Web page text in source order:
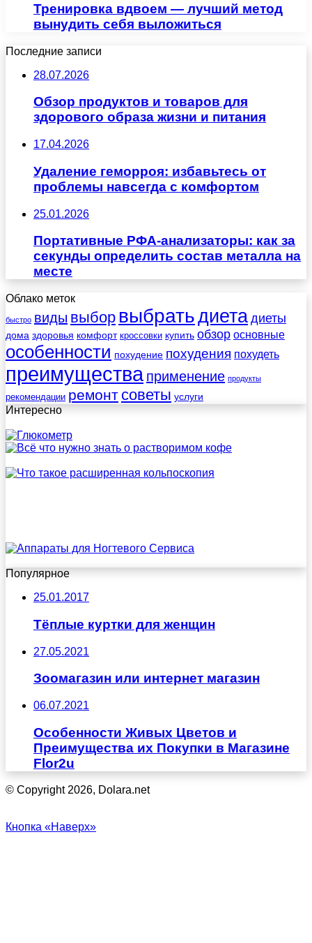
Тренировка вдвоем — лучший метод
вынудить себя выложиться
Последние записи
28.07.2026
Обзор продуктов и товаров для
здорового образа жизни и питания
17.04.2026
Удаление геморроя: избавьтесь от
проблемы навсегда с комфортом
25.01.2026
Портативные РФА-анализаторы: как за
секунды определить состав металла на
месте
Облако меток
быстро виды выбор выбратьдиета диеты
дома здоровья комфорт кроссовки купить обзор основные
особенности похудение похудения похудеть
преимущества применение продукты
рекомендации ремонт советы услуги
Интересно
Популярное
25.01.2017
Тёплые куртки для женщин
27.05.2021
Зоомагазин или интернет магазин
06.07.2021
Особенности Живых Цветов и
Преимущества их Покупки в Магазине
Flor2u
© Copyright 2026, Dolara.net
Кнопка «Наверх»